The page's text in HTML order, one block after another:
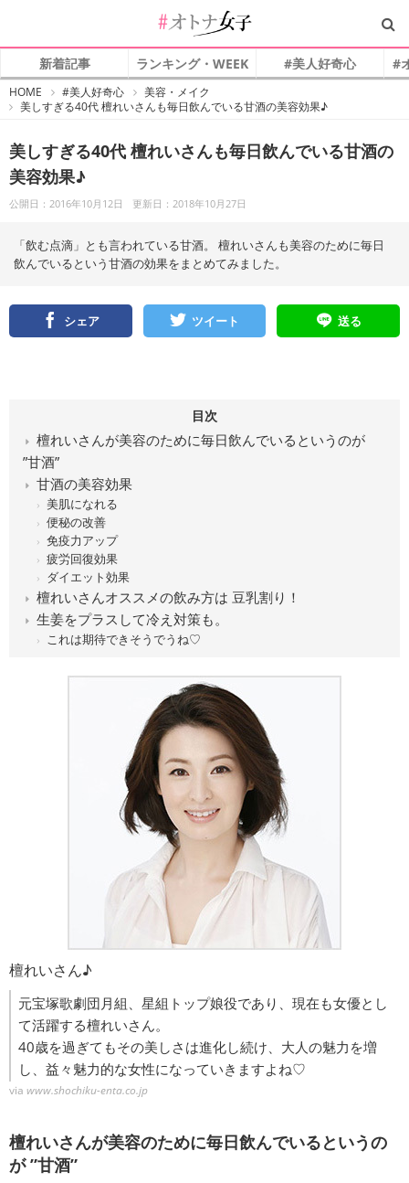
新着記事 ランキング・WEEK #美人好奇心 #
HOME
オ
ト
子
#美人好奇心
美容・メイク
美しすぎる40代 檀れいさんも毎日飲んでいる甘酒の美容効果♪
美しすぎる40代 檀れいさんも毎日飲んでいる甘酒の
美容効果♪
公開日：2016年10月12日 更新日：2018年10月27日
「飲む点滴」とも言われている甘酒。 檀れいさんも美容のために毎日
飲んでいるという甘酒の効果をまとめてみました。
シェア ツイート 送る
目次
檀れいさんが美容のために毎日飲んでいるというのが
”甘酒”
甘酒の美容効果
美肌になれる
便秘の改善
免疫力アップ
疲労回復効果
ダイエット効果
檀れいさんオススメの飲み方は 豆乳割り！
生姜をプラスして冷え対策も。
これは期待できそうでうね♡
檀れいさん♪
元宝塚歌劇団月組、星組トップ娘役であり、現在も女優とし
て活躍する檀れいさん。
40歳を過ぎてもその美しさは進化し続け、大人の魅力を増
し、益々魅力的な女性になっていきますよね♡
via www.shochiku-enta.co.jp
檀れいさんが美容のために毎日飲んでいるというの
が ”甘酒”